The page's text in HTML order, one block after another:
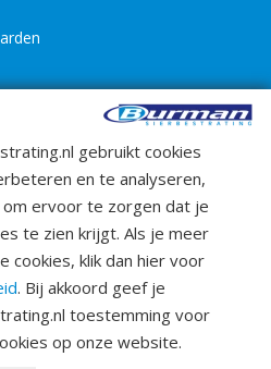
gebruikt cookies
en te analyseren,
om ervoor te zorgen dat je
te zien krijgt. Als je meer
cookies, klik dan hier voor
. Bij akkoord geef je
toestemming voor
op onze website.